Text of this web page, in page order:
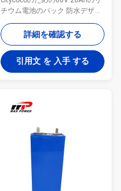
チウム電池のパック 防水デザイ
ン技術の軽量のスクーターのリ
チウム電池 バランスおよび速い
充満機能のより安定した性能そ
してsafter スマートなBMS
RS485コミュニケーションを用
いるGPSのbuitの内部は電池に加
い排出率 OQCの追跡番号を用い
年齢および安全 直接電池の工場
供給上限の質および安定した性
能を保つため 60Vリチウム電池
20AhのスクーターのEbike電池
のパックの指定 60V 20Ahのリ
チウム鉄の隣酸塩電池 ...
詳細を確認する
引用文 を 入手 する